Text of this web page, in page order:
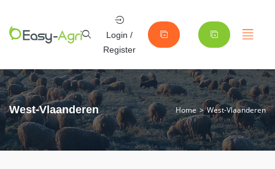
Login /
Register
West-Vlaanderen Home West-Vlaanderen